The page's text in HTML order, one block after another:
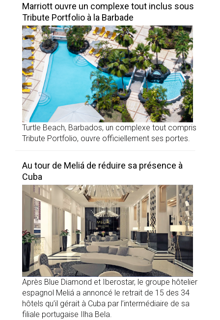
Marriott ouvre un complexe tout inclus sous
Tribute Portfolio à la Barbade
Turtle Beach, Barbados, un complexe tout compris
Tribute Portfolio, ouvre officiellement ses portes.
Au tour de Meliá de réduire sa présence à
Cuba
Après Blue Diamond et Iberostar, le groupe hôtelier
espagnol Meliá a annoncé le retrait de 15 des 34
hôtels qu’il gérait à Cuba par l’intermédiaire de sa
filiale portugaise Ilha Bela.